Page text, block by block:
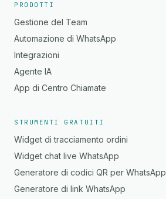
PRODOTTI
Gestione del Team
Automazione di WhatsApp
Integrazioni
Agente IA
App di Centro Chiamate
STRUMENTI GRATUITI
Widget di tracciamento ordini
Widget chat live WhatsApp
Generatore di codici QR per WhatsApp
Generatore di link WhatsApp